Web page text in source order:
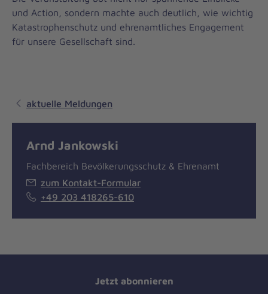
und Action, sondern machte auch deutlich, wie wichtig
Katastrophenschutz und ehrenamtliches Engagement
für unsere Gesellschaft sind.
aktuelle Meldungen
Arnd Jankowski
Fachbereich Bevölkerungsschutz & Ehrenamt
zum Kontakt-Formular
+49 203 418265-610
Jetzt abonnieren